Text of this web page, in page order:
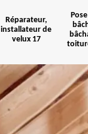
Réparateur,
installateur de
velux 17